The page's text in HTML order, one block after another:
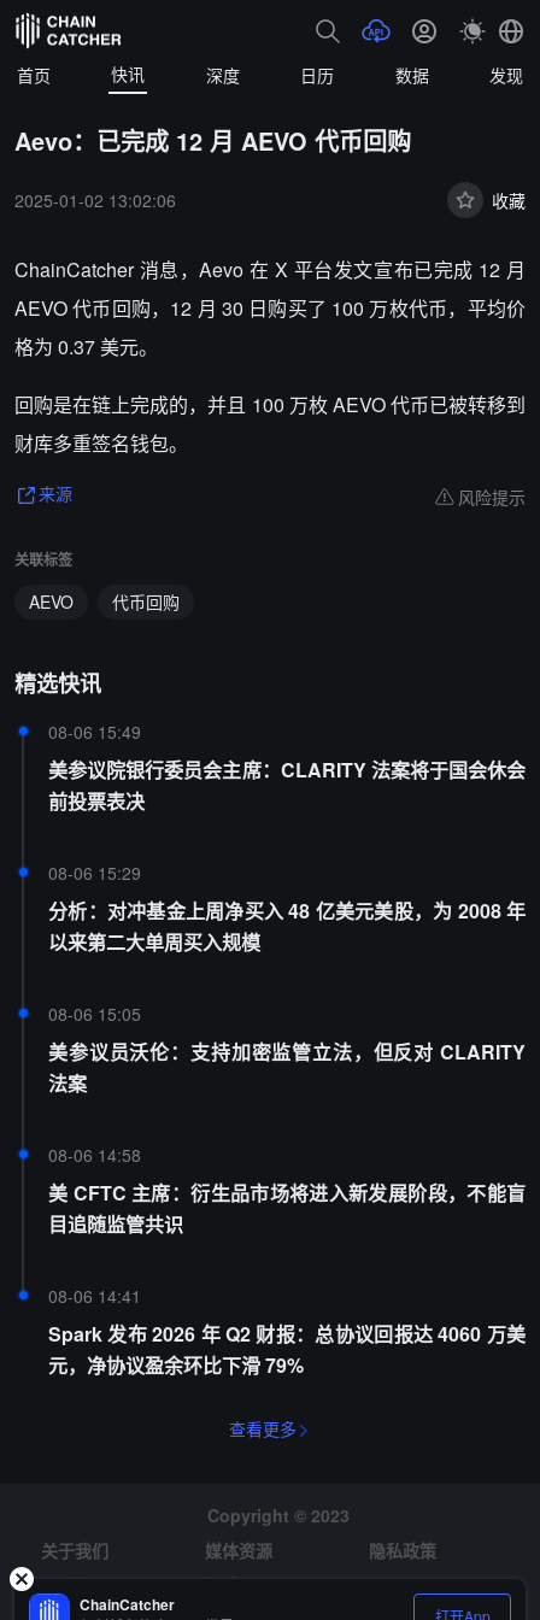
首页 快讯 深度 日历 数据 发现
Aevo：已完成 12 月 AEVO 代币回购
2025-01-02 13:02:06 收藏
ChainCatcher 消息，Aevo 在 X 平台发文宣布已完成 12 月
AEVO 代币回购，12 月 30 日购买了 100 万枚代币，平均价
格为 0.37 美元。
回购是在链上完成的，并且 100 万枚 AEVO 代币已被转移到
财库多重签名钱包。
来源 风险提示
关联标签
AEVO 代币回购
精选快讯
08-06 15:49
美参议院银行委员会主席：CLARITY 法案将于国会休会
前投票表决
08-06 15:29
分析：对冲基金上周净买入 48 亿美元美股，为 2008 年
以来第二大单周买入规模
08-06 15:05
美参议员沃伦：支持加密监管立法，但反对 CLARITY
法案
08-06 14:58
美 CFTC 主席：衍生品市场将进入新发展阶段，不能盲
目追随监管共识
08-06 14:41
Spark 发布 2026 年 Q2 财报：总协议回报达 4060 万美
元，净协议盈余环比下滑 79%
查看更多
Copyright © 2023
关于我们
媒体资源
隐私政策
风险提示
招聘
ChainCatcher 打开App